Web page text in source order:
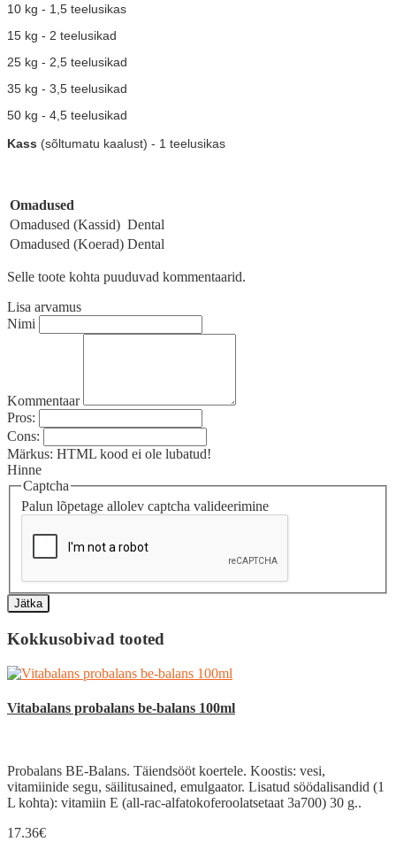
10 kg - 1,5 teelusikas
15 kg - 2 teelusikad
25 kg - 2,5 teelusikad
35 kg - 3,5 teelusikad
50 kg - 4,5 teelusikad
Kass (sõltumatu kaalust) - 1 teelusikas
Omadused
Omadused (Kassid) Dental
Omadused (Koerad) Dental
Selle toote kohta puuduvad kommentaarid.
Lisa arvamus
Nimi
Kommentaar
Pros:
Cons:
Märkus: HTML kood ei ole lubatud!
Hinne
Captcha
Palun lõpetage allolev captcha valideerimine
Jätka
Kokkusobivad tooted
Vitabalans probalans be-balans 100ml
Probalans BE-Balans. Täiendsööt koertele. Koostis: vesi,
vitamiinide segu, säilitusained, emulgaator. Lisatud söödalisandid (1
L kohta): vitamiin E (all-rac-alfatokoferoolatsetaat 3a700) 30 g..
17.36€